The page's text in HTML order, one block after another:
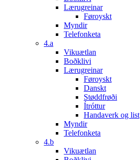
Lærugreinar
Føroyskt
Myndir
Telefonketa
4.a
Vikuætlan
Boðklivi
Lærugreinar
Føroyskt
Danskt
Støddfrøði
Ítróttur
Handaverk og list
Myndir
Telefonketa
4.b
Vikuætlan